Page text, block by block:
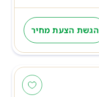
הגשת הצעת מחיר